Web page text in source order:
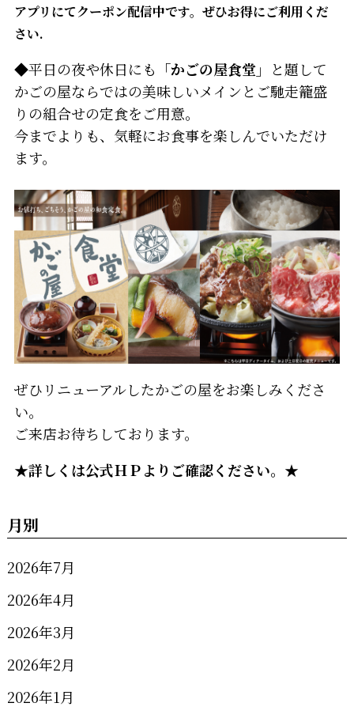
アプリにてクーポン配信中です。ぜひお得にご利用くだ
さい.
◆平日の夜や休日にも 「かごの屋食堂」
と題して
かごの屋ならではの美味しいメインとご馳走籠盛
りの組合せの定食をご用意。
今までよりも、気軽にお食事を楽しんでいただけ
ます。
ぜひリニューアルしたかごの屋をお楽しみくださ
い。
ご来店お待ちしております。
★詳しくは公式ＨＰよりご確認ください。★
月別
2026年7月
2026年4月
2026年3月
2026年2月
2026年1月